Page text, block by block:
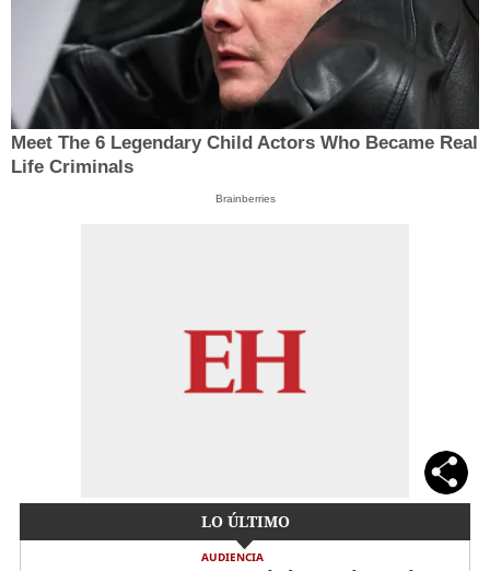
Meet The 6 Legendary Child Actors Who Became Real
Life Criminals
Brainberries
LO ÚLTIMO
AUDIENCIA